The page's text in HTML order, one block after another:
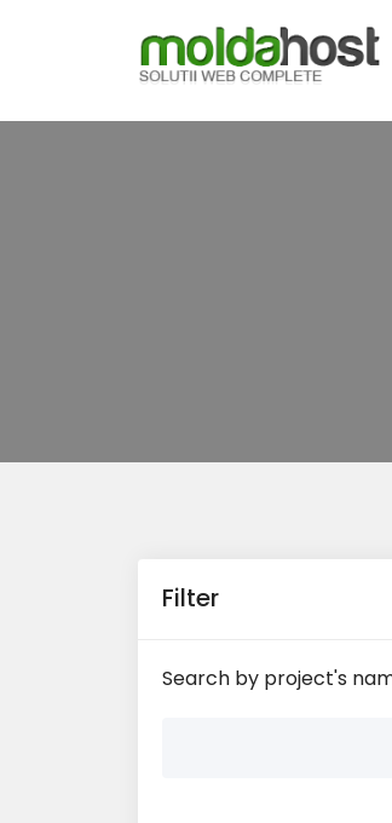
Filter
Search by project's